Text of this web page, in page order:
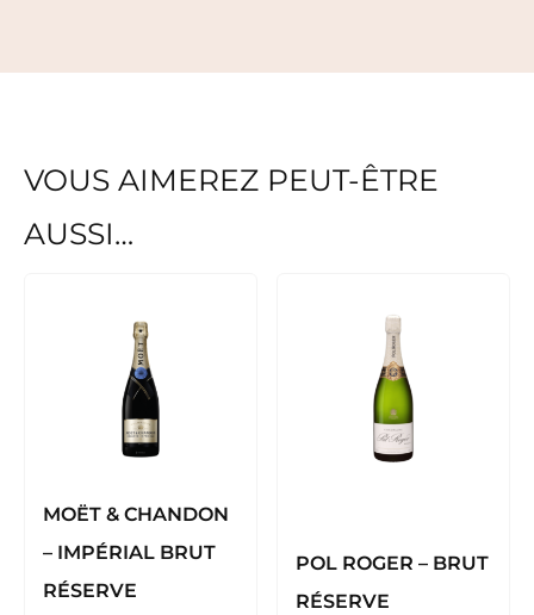
VOUS AIMEREZ PEUT-ÊTRE
AUSSI…
MOËT & CHANDON
– IMPÉRIAL BRUT
RÉSERVE
peuvent
être
choisies
POL ROGER – BRUT
RÉSERVE